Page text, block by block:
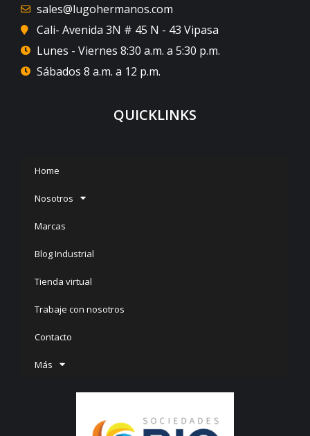
sales@lugohermanos.com
Cali- Avenida 3N # 45 N - 43 Vipasa
Lunes - Viernes 8:30 a.m. a 5:30 p.m.
Sábados 8 a.m. a 12 p.m.
QUICKLINKS
Home
Nosotros
Marcas
Blog Industrial
Tienda virtual
Trabaje con nosotros
Contacto
Más